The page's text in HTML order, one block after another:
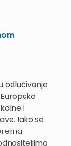
odlučivanje
i
Iako se